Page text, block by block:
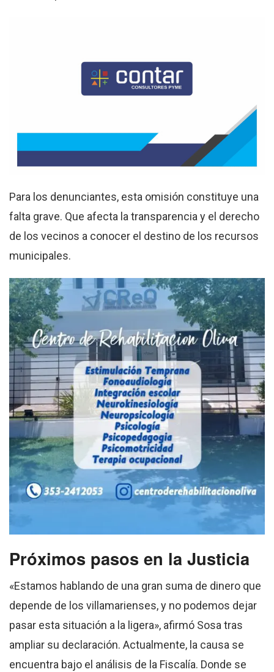
Para los denunciantes, esta omisión constituye una
falta grave. Que afecta la transparencia y el derecho
de los vecinos a conocer el destino de los recursos
municipales.
Próximos pasos en la Justicia
«Estamos hablando de una gran suma de dinero que
depende de los villamarienses, y no podemos dejar
pasar esta situación a la ligera», afirmó Sosa tras
ampliar su declaración. Actualmente, la causa se
encuentra bajo el análisis de la Fiscalía. Donde se